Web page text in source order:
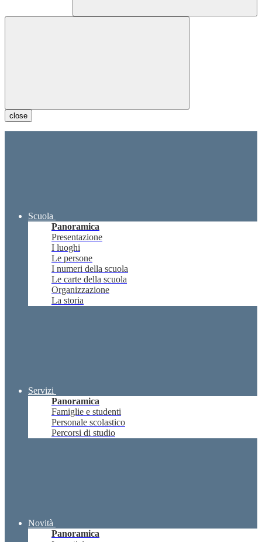
close
Scuola
Panoramica
Presentazione
I luoghi
Le persone
I numeri della scuola
Le carte della scuola
Organizzazione
La storia
Servizi
Panoramica
Famiglie e studenti
Personale scolastico
Percorsi di studio
Novità
Panoramica